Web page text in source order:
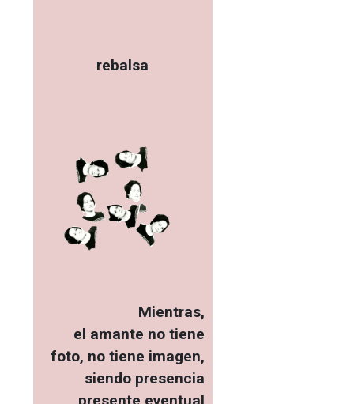
rebalsa
Mientras,
el amante no tiene
foto, no tiene imagen,
siendo presencia
presente eventual